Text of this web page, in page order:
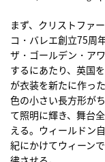
まず、クリストファ
コ・バレエ創立75周
ザ・ゴールデン・ア
するにあたり、英国
が衣装を新たに作っ
色の小さい長方形が
て照明に輝き、舞台
える。ウィールドン
紀にかけてウィーン